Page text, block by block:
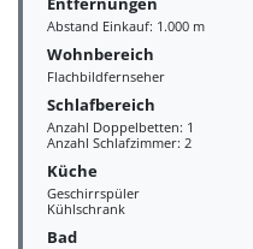
Abstand Einkauf: 1.000 m
Wohnbereich
Flachbildfernseher
Schlafbereich
Anzahl Doppelbetten: 1
Anzahl Schlafzimmer: 2
Küche
Geschirrspüler
Kühlschrank
Bad